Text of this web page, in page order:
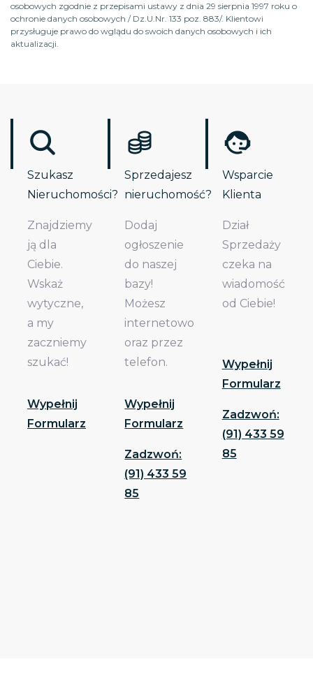
osobowych zgodnie z przepisami ustawy z dnia 29 sierpnia 1997 roku o
ochronie danych osobowych / Dz.U.Nr. 133 poz. 883/. Klientowi
przysługuje prawo do wglądu do swoich danych osobowych i ich
aktualizacji.
Szukasz
Nieruchomości?
Znajdziemy
ją dla
Ciebie.
Wskaż
wytyczne,
a my
zaczniemy
szukać!
Wypełnij
Formularz
Sprzedajesz
nieruchomość?
Dodaj
ogłoszenie
do naszej
bazy!
Możesz
internetowo
oraz przez
telefon.
Wypełnij
Formularz
Zadzwoń:
(91) 433 59
85
Wsparcie
Klienta
Dział
Sprzedaży
czeka na
wiadomość
od Ciebie!
Wypełnij
Formularz
Zadzwoń:
(91) 433 59
85